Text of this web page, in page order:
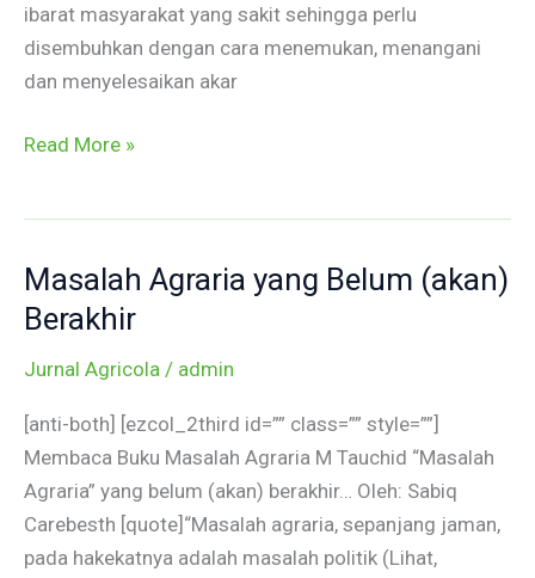
ibarat masyarakat yang sakit sehingga perlu
disembuhkan dengan cara menemukan, menangani
dan menyelesaikan akar
Read More »
Masalah Agraria yang Belum (akan)
Berakhir
Jurnal Agricola / admin
[anti-both] [ezcol_2third id=”” class=”” style=””]
Membaca Buku Masalah Agraria M Tauchid “Masalah
Agraria” yang belum (akan) berakhir… Oleh: Sabiq
Carebesth [quote]“Masalah agraria, sepanjang jaman,
pada hakekatnya adalah masalah politik (Lihat,
Masalah
Agraria
Belum
(akan)
Berakhir